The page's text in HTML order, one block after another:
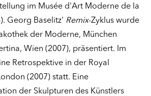
im Musée d'Art Moderne de la
Georg Baselitz' Remix-Zyklus wurde
der Moderne, München
Wien (2007), präsentiert. Im
Retrospektive in der Royal
(2007) statt. Eine
der Skulpturen des Künstlers